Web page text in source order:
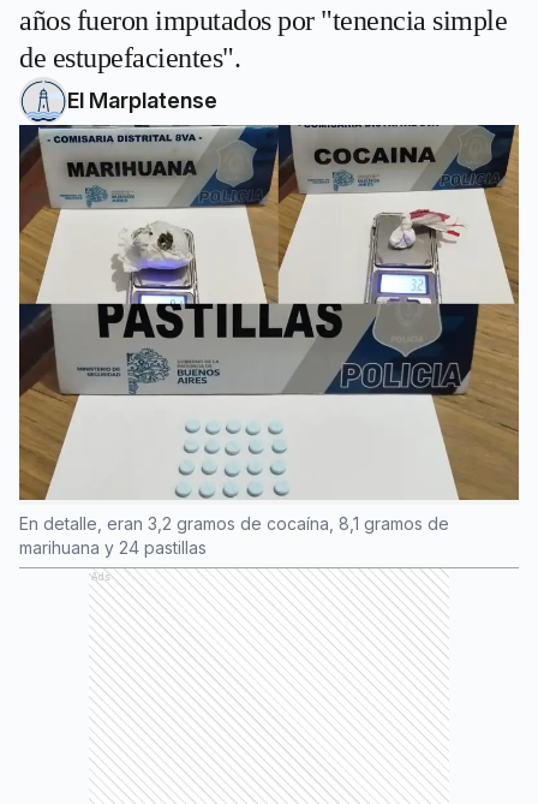
años fueron imputados por "tenencia simple
de estupefacientes".
El Marplatense
En detalle, eran 3,2 gramos de cocaína, 8,1 gramos de
marihuana y 24 pastillas
Ads